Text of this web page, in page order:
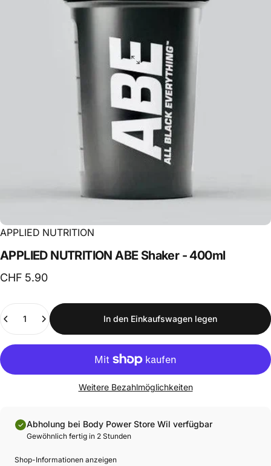
APPLIED NUTRITION
APPLIED NUTRITION ABEShaker -400ml
CHF 5.90
Anzahl
In den Einkaufswagen legen
Weitere Bezahlmöglichkeiten
Abholung bei Body Power Store Wil verfügbar
Gewöhnlich fertig in 2 Stunden
Shop-Informationen anzeigen